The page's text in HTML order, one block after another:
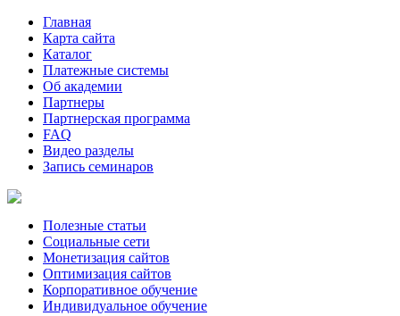
Главная
Карта сайта
Каталог
Платежные системы
Об академии
Партнеры
Партнерская программа
FAQ
Видео разделы
Запись семинаров
Полезные статьи
Социальные сети
Монетизация сайтов
Оптимизация сайтов
Корпоративное обучение
Индивидуальное обучение